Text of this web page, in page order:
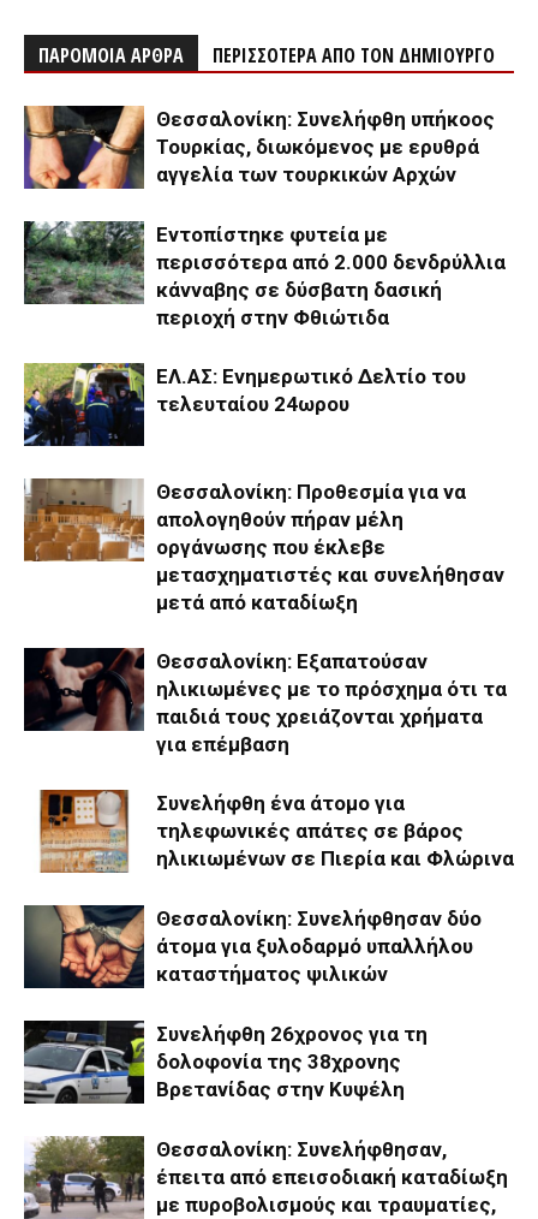
ΠΑΡΟΜΟΙΑ ΑΡΘΡΑ ΠΕΡΙΣΣΟΤΕΡΑ ΑΠΟ ΤΟΝ ΔΗΜΙΟΥΡΓΟ
Θεσσαλονίκη: Συνελήφθη υπήκοος
Τουρκίας, διωκόμενος με ερυθρά
αγγελία των τουρκικών Αρχών
Εντοπίστηκε φυτεία με
περισσότερα από 2.000 δενδρύλλια
κάνναβης σε δύσβατη δασική
περιοχή στην Φθιώτιδα
ΕΛ.ΑΣ: Ενημερωτικό Δελτίο του
τελευταίου 24ωρου
Θεσσαλονίκη: Προθεσμία για να
απολογηθούν πήραν μέλη
οργάνωσης που έκλεβε
μετασχηματιστές και συνελήθησαν
μετά από καταδίωξη
Θεσσαλονίκη: Εξαπατούσαν
ηλικιωμένες με το πρόσχημα ότι τα
παιδιά τους χρειάζονται χρήματα
για επέμβαση
Συνελήφθη ένα άτομο για
τηλεφωνικές απάτες σε βάρος
ηλικιωμένων σε Πιερία και Φλώρινα
Θεσσαλονίκη: Συνελήφθησαν δύο
άτομα για ξυλοδαρμό υπαλλήλου
καταστήματος ψιλικών
Συνελήφθη 26χρονος για τη
δολοφονία της 38χρονης
Βρετανίδας στην Κυψέλη
Θεσσαλονίκη: Συνελήφθησαν,
έπειτα από επεισοδιακή καταδίωξη
με πυροβολισμούς και τραυματίες,